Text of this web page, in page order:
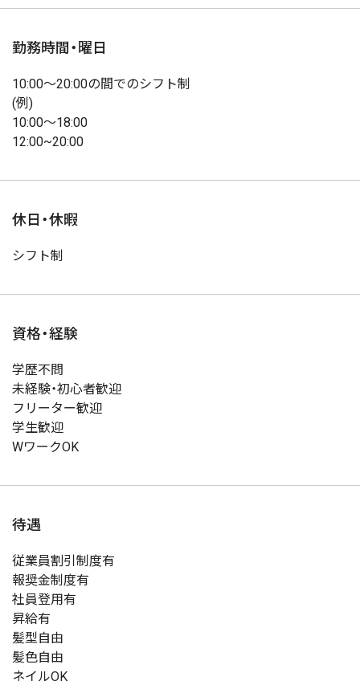
勤務時間・曜日
10:00〜20:00の間でのシフト制
(例)
10:00〜18:00
12:00~20:00
休日・休暇
シフト制
資格・経験
学歴不問
未経験・初心者歓迎
フリーター歓迎
学生歓迎
WワークOK
待遇
従業員割引制度有
報奨金制度有
社員登用有
昇給有
髪型自由
髪色自由
ネイルOK